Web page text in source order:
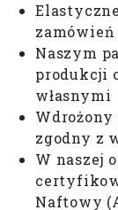
Naszym
produkcji
własnymi
zgodny z
W naszej
Naftowy